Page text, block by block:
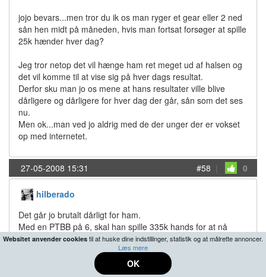
jojo bevars...men tror du ik os man ryger et gear eller 2 ned
sån hen midt på måneden, hvis man fortsat forsøger at spille
25k hænder hver dag?
Jeg tror netop det vil hænge ham ret meget ud af halsen og
det vil komme til at vise sig på hver dags resultat.
Derfor sku man jo os mene at hans resultater ville blive
dårligere og dårligere for hver dag der går, sån som det ses
nu.
Men ok...man ved jo aldrig med de der unger der er vokset
op med internetet.
27-05-2008 15:31 #58 | 0
hilberado
Det går jo brutalt dårligt for ham.
Med en PTBB på 6, skal han spille 335k hands for at nå
10k$. (det svarer til 8 timer dagligt (1440 hands / hour) (60
Med en PTBB på 4, skal han spille 500k hands for at nå
10k$, hvilket svare til 11.5 timer dagligt.
Websitet anvender cookies til at huske dine indstillinger, statistik og at målrette annoncer.
Læs mere
OK